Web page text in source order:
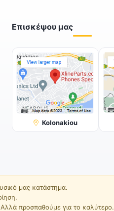
Επισκέψου μας
Kolonakiou
μας κατάστημα.
προσπαθούμε για το καλύτερο.